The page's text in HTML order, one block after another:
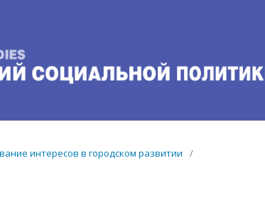
интересов в городском развитии
/